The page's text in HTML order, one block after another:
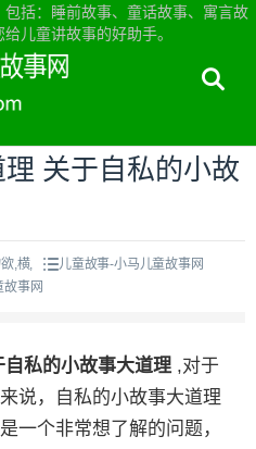
括：睡前故事、童话故事、寓言故
儿童讲故事的好助手。
儿童故事
关于自私的小故
,横,
儿童故事-小马儿童故事网
故事网
自私的小故事大道理 ,对于
说，自私的小故事大道理
一个非常想了解的问题，